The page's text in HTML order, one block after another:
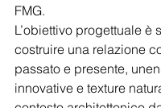
FMG.
L’obiettivo progettuale è
costruire una relazione
passato e presente,
innovative e texture